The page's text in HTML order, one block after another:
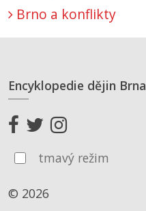
Brno a konflikty
Encyklopedie dějin Brna
tmavý režim
© 2026